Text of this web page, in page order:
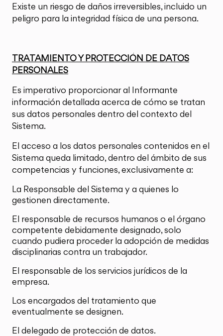
Existe un riesgo de daños irreversibles, incluido un
peligro para la integridad física de una persona.
TRATAMIENTO Y PROTECCIÓN DE DATOS
PERSONALES
Es imperativo proporcionar al Informante
información detallada acerca de cómo se tratan
sus datos personales dentro del contexto del
Sistema.
El acceso a los datos personales contenidos en el
Sistema queda limitado, dentro del ámbito de sus
competencias y funciones, exclusivamente a:
La Responsable del Sistema y a quienes lo
gestionen directamente.
El responsable de recursos humanos o el órgano
competente debidamente designado, solo
cuando pudiera proceder la adopción de medidas
disciplinarias contra un trabajador.
El responsable de los servicios jurídicos de la
empresa.
Los encargados del tratamiento que
eventualmente se designen.
El delegado de protección de datos.